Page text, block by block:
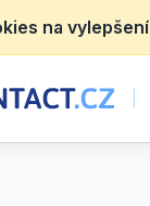
na